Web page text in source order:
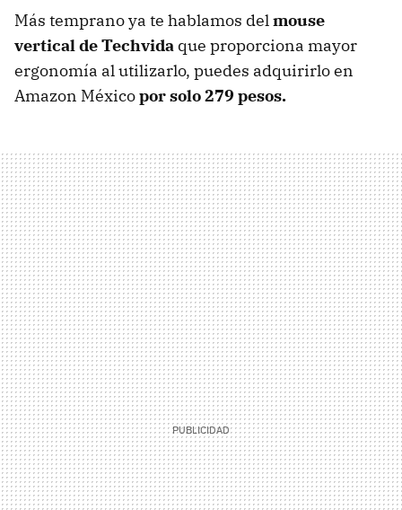
Más temprano ya te hablamos delmouse
vertical de Techvida que proporciona mayor
ergonomía al utilizarlo, puedes adquirirlo en
Amazon Méxicopor solo 279 pesos.